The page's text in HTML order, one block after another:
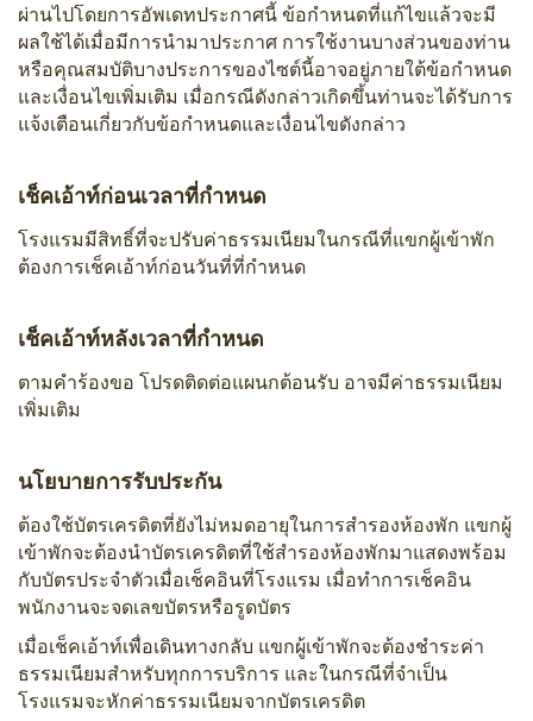
ผ่านไปโดยการอัพเดทประกาศนี้ ข้อกำหนดที่แก้ไขแล้วจะมี
ผลใช้ได้เมื่อมีการนำมาประกาศ การใช้งานบางส่วนของท่าน
หรือคุณสมบัติบางประการของไซต์นี้อาจอยู่ภายใต้ข้อกำหนด
และเงื่อนไขเพิ่มเติม เมื่อกรณีดังกล่าวเกิดขึ้นท่านจะได้รับการ
แจ้งเตือนเกี่ยวกับข้อกำหนดและเงื่อนไขดังกล่าว
เช็คเอ้าท์ก่อนเวลาที่กำหนด
โรงแรมมีสิทธิ์ที่จะปรับค่าธรรมเนียมในกรณีที่แขกผู้เข้าพัก
ต้องการเช็คเอ้าท์ก่อนวันที่ที่กำหนด
เช็คเอ้าท์หลังเวลาที่กำหนด
ตามคำร้องขอ โปรดติดต่อแผนกต้อนรับ อาจมีค่าธรรมเนียม
เพิ่มเติม
นโยบายการรับประกัน
ต้องใช้บัตรเครดิตที่ยังไม่หมดอายุในการสำรองห้องพัก แขกผู้
เข้าพักจะต้องนำบัตรเครดิตที่ใช้สำรองห้องพักมาแสดงพร้อม
กับบัตรประจำตัวเมื่อเช็คอินที่โรงแรม เมื่อทำการเช็คอิน
พนักงานจะจดเลขบัตรหรือรูดบัตร
เมื่อเช็คเอ้าท์เพื่อเดินทางกลับ แขกผู้เข้าพักจะต้องชำระค่า
ธรรมเนียมสำหรับทุกการบริการ และในกรณีที่จำเป็น
โรงแรมจะหักค่าธรรมเนียมจากบัตรเครดิต